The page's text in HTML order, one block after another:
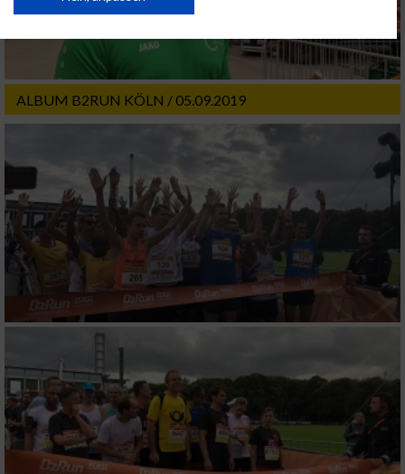
ALBUM B2RUN KÖLN / 05.09.2019
Website/App.
Partnerliste anzeigen (1 IAB-Anbieter)
Wir nutzen Ihre Daten für folgende Zwecke:
Speichern von oder Zugriff auf Informationen
auf einem Endgerät
Verwendung reduzierter Daten zur Auswahl
von Werbeanzeigen
Erstellung von Profilen für personalisierte
Verwendung von Profilen zur Auswahl
Erstellung von Profilen zur Personalisierung
von Inhalten
Verwendung von Profilen zur Auswahl
personalisierter Inhalte